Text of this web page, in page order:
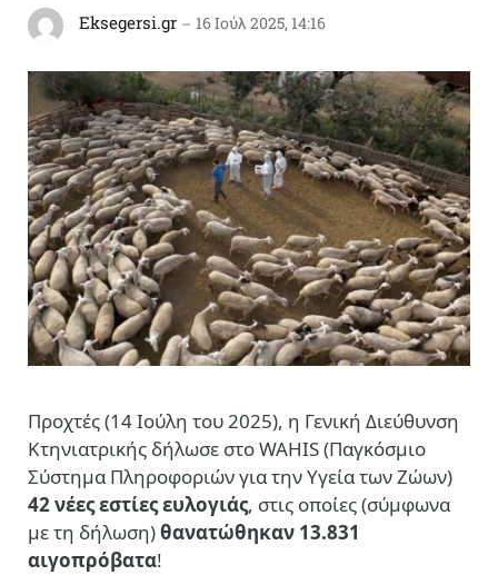
Eksegersi.gr 16 Ιούλ 2025, 14:16
Προχτές (14 Ιούλη του 2025), η Γενική Διεύθυνση
Κτηνιατρικής δήλωσε στο WAHIS (Παγκόσμιο
Σύστημα Πληροφοριών για την Υγεία των Ζώων)
42 νέες εστίες ευλογιάς, στις οποίες (σύμφωνα
με τη δήλωση)θανατώθηκαν 13.831
αιγοπρόβατα!